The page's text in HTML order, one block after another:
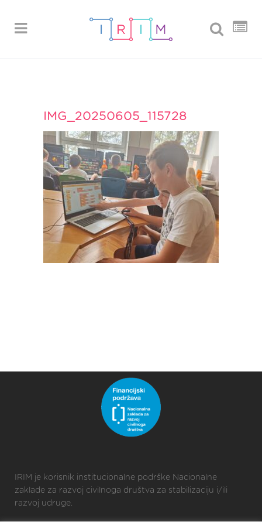
IMG_20250605_115728
IRIM je korisnik institucionalne podrške Nacionalne
zaklade za razvoj civilnoga društva za stabilizaciju i/ili
razvoj udruge.